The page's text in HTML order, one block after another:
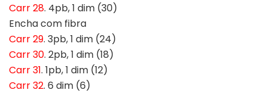
Carr 28. 4pb, 1 dim (30)
Encha com fibra
Carr 29. 3pb, 1 dim (24)
Carr 30. 2pb, 1 dim (18)
Carr 31. 1pb, 1 dim (12)
Carr 32. 6 dim (6)